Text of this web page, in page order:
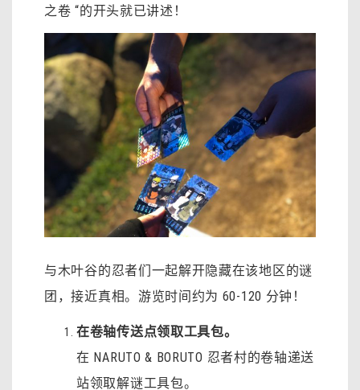
之卷 “的开头就已讲述！
与木叶谷的忍者们一起解开隐藏在该地区的谜
团，接近真相。游览时间约为 60-120 分钟！
在卷轴传送点领取工具包。
在 NARUTO & BORUTO 忍者村的卷轴递送
站领取解谜工具包。